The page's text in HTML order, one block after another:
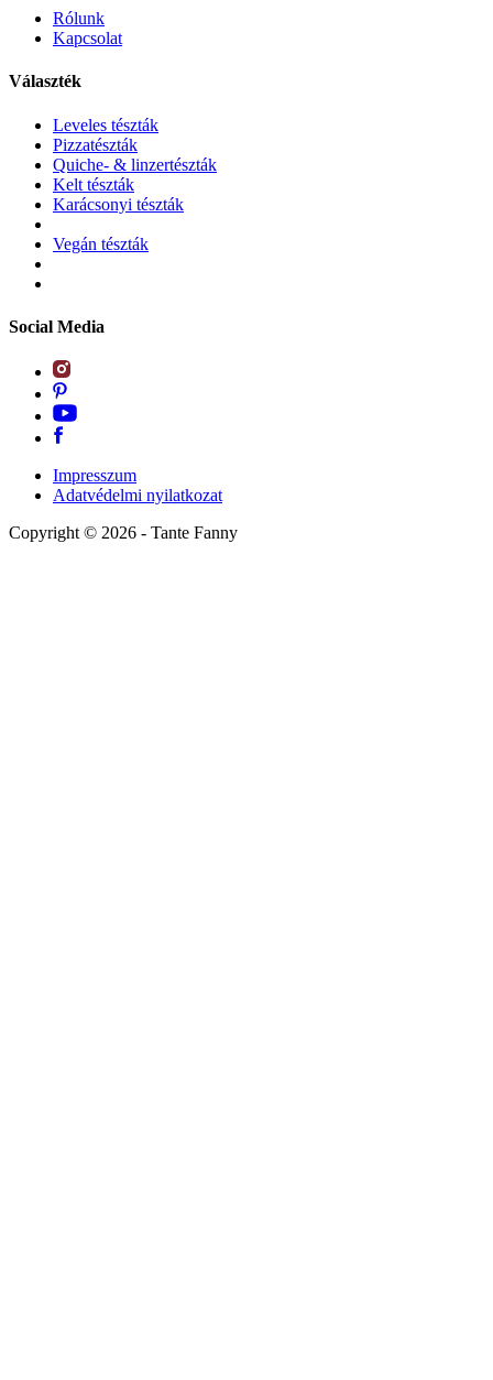
Rólunk
Kapcsolat
Választék
Leveles tészták
Pizzatészták
Quiche- & linzertészták
Kelt tészták
Karácsonyi tészták
Vegán tészták
Social Media
Impresszum
Adatvédelmi nyilatkozat
Copyright © 2026 - Tante Fanny